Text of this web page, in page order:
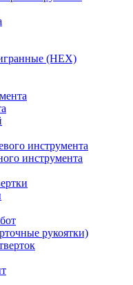
(HEX)
инструмента
инструмента
рукоятки)